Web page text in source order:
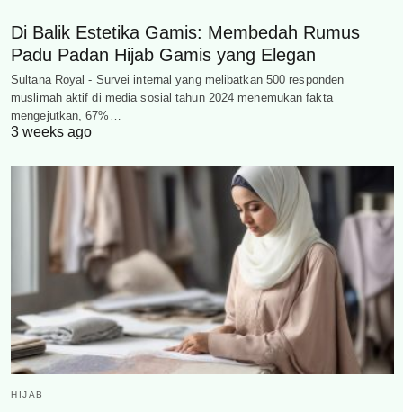
Di Balik Estetika Gamis: Membedah Rumus
Padu Padan Hijab Gamis yang Elegan
Sultana Royal - Survei internal yang melibatkan 500 responden
muslimah aktif di media sosial tahun 2024 menemukan fakta
mengejutkan, 67%…
3 weeks ago
HIJAB